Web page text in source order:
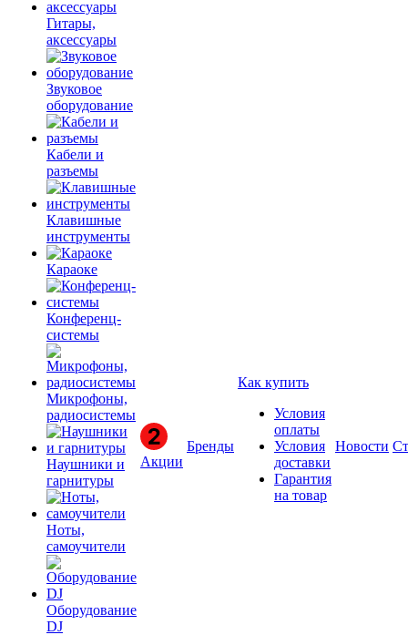
Гитары,
аксессуары
Звуковое
оборудование
Кабели и
разъемы
Клавишные
инструменты
Караоке
Конференц-
системы
Микрофоны,
радиосистемы
Наушники и
гарнитуры
Ноты,
самоучители
Оборудование
DJ
Акции
Бренды
Как купить
Условия
оплаты
Условия
доставки
Гарантия
на товар
Новости